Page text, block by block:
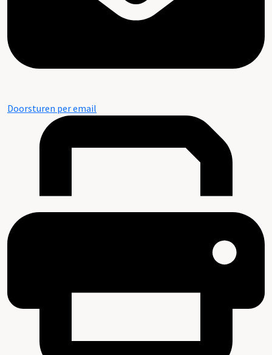
Doorsturen per email